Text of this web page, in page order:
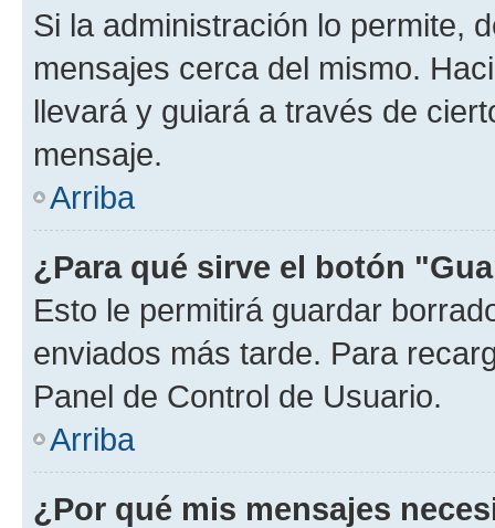
Si la administración lo permite,
mensajes cerca del mismo.
llevará y guiará a través de
mensaje.
Arriba
¿Para qué sirve el botón
Esto le permitirá guardar
enviados más tarde. Para
Panel de Control de Usuario.
Arriba
¿Por qué mis mensajes